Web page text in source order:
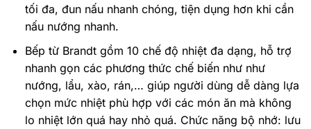
tối đa, đun nấu nhanh chóng, tiện dụng hơn khi cần
nấu nướng nhanh.
Bếp từ Brandt gồm 10 chế độ nhiệt đa dạng, hỗ trợ
nhanh gọn các phương thức chế biến như như
nướng, lẩu, xào, rán,… giúp người dùng dễ dàng lựa
chọn mức nhiệt phù hợp với các món ăn mà không
lo nhiệt lớn quá hay nhỏ quá. Chức năng bộ nhớ: lưu